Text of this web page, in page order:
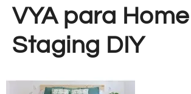
VYA para Home
Staging DIY